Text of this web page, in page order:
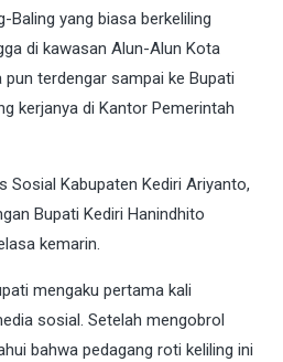
Baling yang biasa berkeliling
di kawasan Alun-Alun Kota
pun terdengar sampai ke Bupati
kerjanya di Kantor Pemerintah
Sosial Kabupaten Kediri Ariyanto,
Bupati Kediri Hanindhito
kemarin.
mengaku pertama kali
sosial. Setelah mengobrol
bahwa pedagang roti keliling ini